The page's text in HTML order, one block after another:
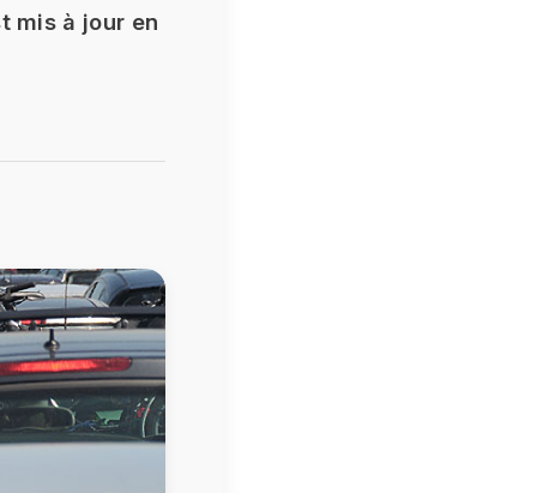
mis à jour en